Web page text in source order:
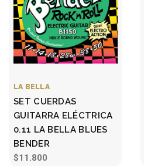
LA BELLA
SET CUERDAS
GUITARRA ELÉCTRICA
0.11 LA BELLA BLUES
BENDER
$11.800